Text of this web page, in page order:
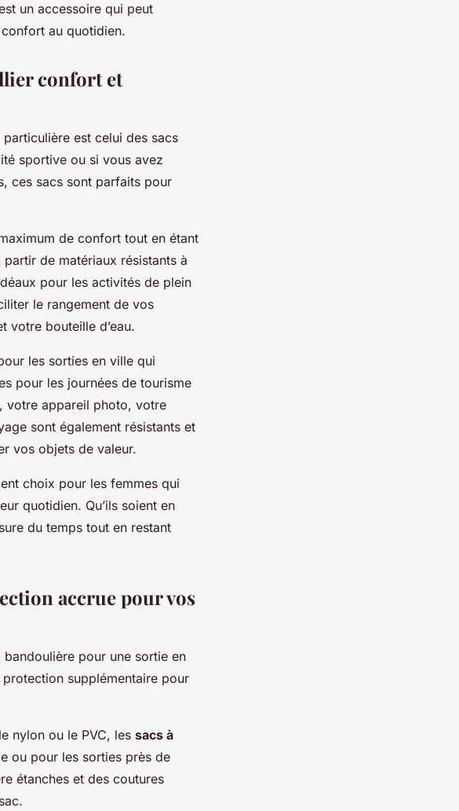
un accessoire qui peut
au quotidien.
confort et
est celui des sacs
sportive ou si vous avez
ces sacs sont parfaits pour
de confort tout en étant
de matériaux résistants à
pour les activités de plein
le rangement de vos
votre bouteille d’eau.
les sorties en ville qui
pour les journées de tourisme
votre appareil photo, votre
sont également résistants et
vos objets de valeur.
choix pour les femmes qui
quotidien. Qu’ils soient en
du temps tout en restant
accrue pour vos
pour une sortie en
supplémentaire pour
nylon ou le PVC, les sacs à
ou pour les sorties près de
étanches et des coutures